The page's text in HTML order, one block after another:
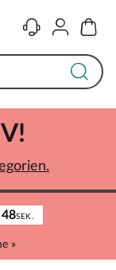
KontaktKonto
48SEK.
»